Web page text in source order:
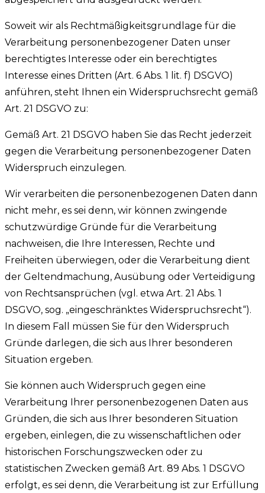
Soweit wir als Rechtmäßigkeitsgrundlage für die
Verarbeitung personenbezogener Daten unser
berechtigtes Interesse oder ein berechtigtes
Interesse eines Dritten (Art. 6 Abs. 1 lit. f) DSGVO)
anführen, steht Ihnen ein Widerspruchsrecht gemäß
Art. 21 DSGVO zu:
Gemäß Art. 21 DSGVO haben Sie das Recht jederzeit
gegen die Verarbeitung personenbezogener Daten
Widerspruch einzulegen.
Wir verarbeiten die personenbezogenen Daten dann
nicht mehr, es sei denn, wir können zwingende
schutzwürdige Gründe für die Verarbeitung
nachweisen, die Ihre Interessen, Rechte und
Freiheiten überwiegen, oder die Verarbeitung dient
der Geltendmachung, Ausübung oder Verteidigung
von Rechtsansprüchen (vgl. etwa Art. 21 Abs. 1
DSGVO, sog. „eingeschränktes Widerspruchsrecht“).
In diesem Fall müssen Sie für den Widerspruch
Gründe darlegen, die sich aus Ihrer besonderen
Situation ergeben.
Sie können auch Widerspruch gegen eine
Verarbeitung Ihrer personenbezogenen Daten aus
Gründen, die sich aus Ihrer besonderen Situation
ergeben, einlegen, die zu wissenschaftlichen oder
historischen Forschungszwecken oder zu
statistischen Zwecken gemäß Art. 89 Abs. 1 DSGVO
erfolgt, es sei denn, die Verarbeitung ist zur Erfüllung